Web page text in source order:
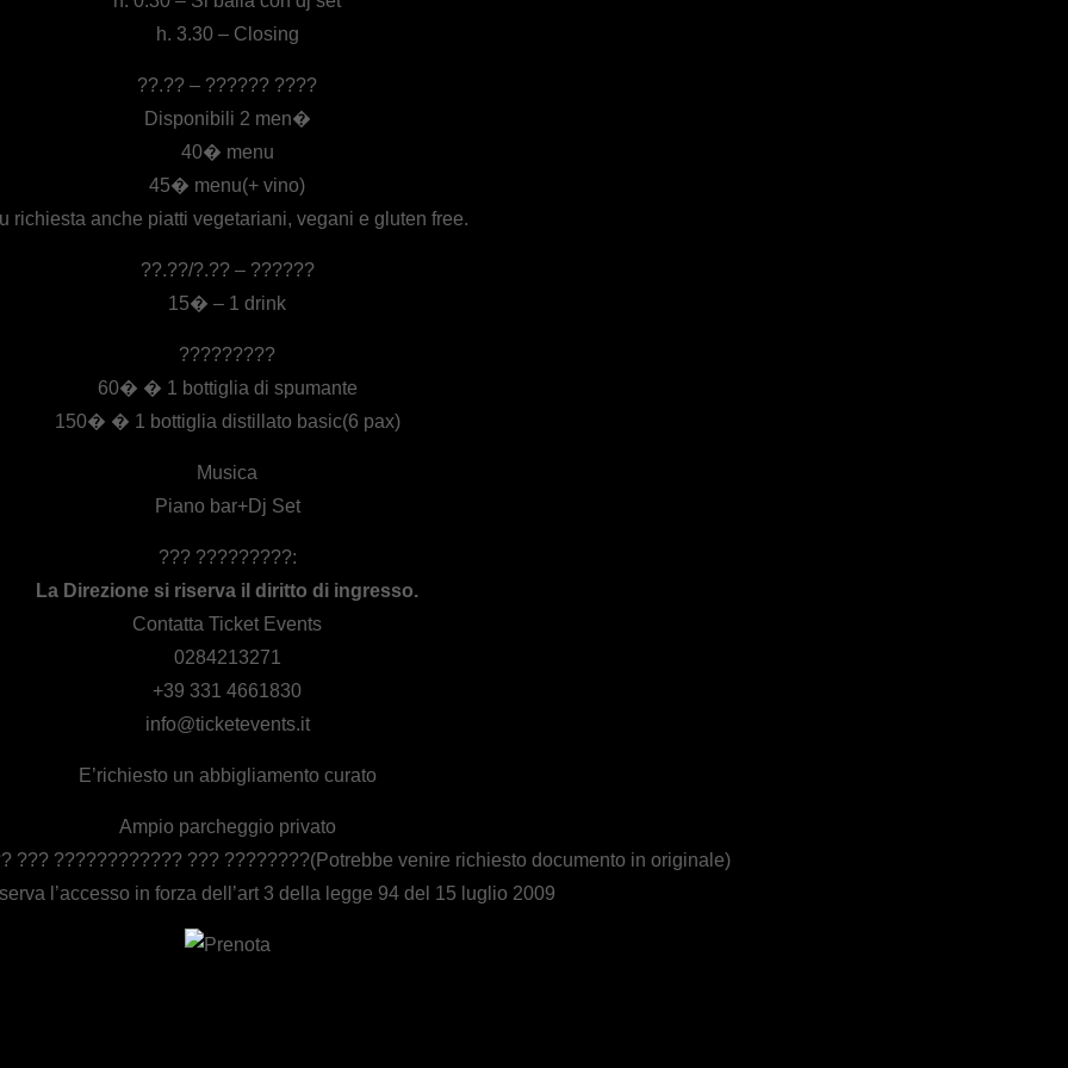
h. 3.30 – Closing
??.?? – ?????? ????
Disponibili 2 men�
40� menu
45� menu(+ vino)
richiesta anche piatti vegetariani, vegani e gluten free.
??.??/?.?? – ??????
15� – 1 drink
?????????
60� � 1 bottiglia di spumante
150� � 1 bottiglia distillato basic(6 pax)
Musica
Piano bar+Dj Set
??? ?????????:
La Direzione si riserva il diritto di ingresso.
Contatta Ticket Events
0284213271
+39 331 4661830
info@ticketevents.it
E’richiesto un abbigliamento curato
Ampio parcheggio privato
??? ???????????? ??? ????????(Potrebbe venire richiesto documento in originale)
l’accesso in forza dell’art 3 della legge 94 del 15 luglio 2009